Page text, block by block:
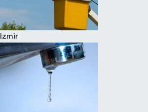
Izmir